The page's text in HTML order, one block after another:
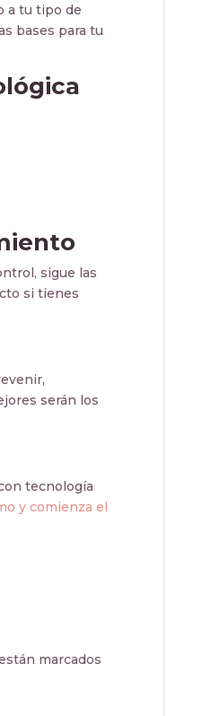
a tu tipo de
bases para tu
sigue las
si tienes
serán los
tecnología
y comienza el
marcados